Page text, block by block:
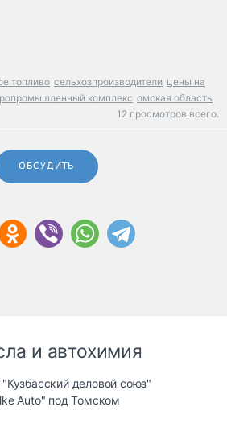
топливо сельхозпроизводители цены на
комплекс омская область
12 просмотров всего.
ОБСУДИТЬ
и автохимия
деловой союз"
Auto" под Томском